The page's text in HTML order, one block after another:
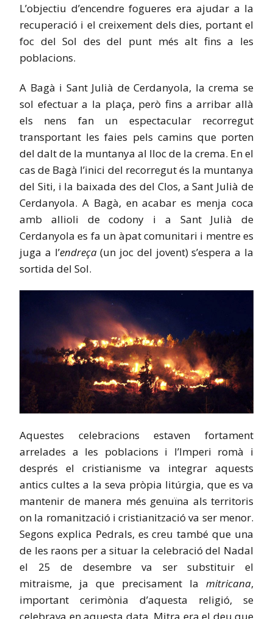
L’objectiu d’encendre fogueres era ajudar a la
recuperació i el creixement dels dies, portant el
foc del Sol des del punt més alt fins a les
poblacions.
A Bagà i Sant Julià de Cerdanyola, la crema se
sol efectuar a la plaça, però fins a arribar allà
els nens fan un espectacular recorregut
transportant les faies pels camins que porten
del dalt de la muntanya al lloc de la crema. En el
cas de Bagà l’inici del recorregut és la muntanya
del Siti, i la baixada des del Clos, a Sant Julià de
Cerdanyola. A Bagà, en acabar es menja coca
amb allioli de codony i a Sant Julià de
Cerdanyola es fa un àpat comunitari i mentre es
juga a l’endreça(un joc del jovent) s’espera a la
sortida del Sol.
Aquestes celebracions estaven fortament
arrelades a les poblacions i l’Imperi romà i
després el cristianisme va integrar aquests
antics cultes a la seva pròpia litúrgia, que es va
mantenir de manera més genuïna als territoris
on la romanització i cristianització va ser menor.
Segons explica Pedrals, es creu també que una
de les raons per a situar la celebració del Nadal
el 25 de desembre va ser substituir el
mitraisme, ja que precisament la mitricana,
important cerimònia d’aquesta religió, se